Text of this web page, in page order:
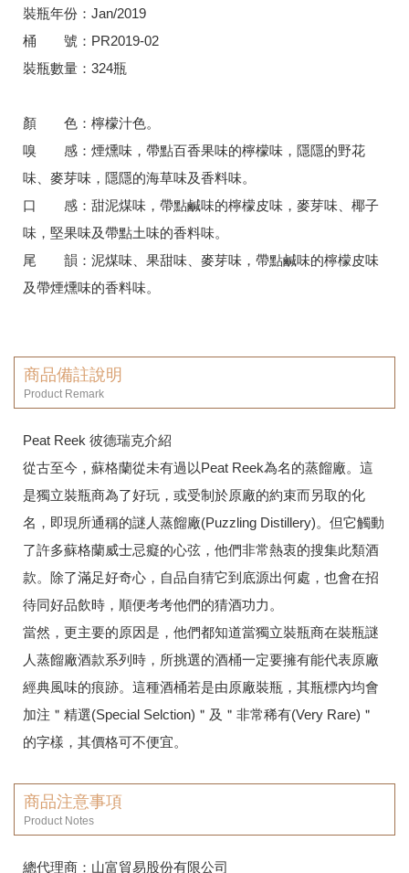
裝瓶年份：Jan/2019
桶 號：PR2019-02
裝瓶數量：324瓶
­顏 色：檸檬汁色。
嗅 感：煙燻味，帶點百香果味的檸檬味，隱隱的野花
味、麥芽味，隱隱的海草味及香料味。
口 感：甜泥煤味，帶點鹹味的檸檬皮味，麥芽味、椰子
味，堅果味及帶點土味的香料味。
尾 韻：泥煤味、果甜味、麥芽味，帶點鹹味的檸檬皮味
及帶煙燻味的香料味。
商品備註說明
Product Remark
Peat Reek 彼德瑞克介紹
從古至今，蘇格蘭從未有過以Peat Reek為名的蒸餾廠。這
是獨立裝瓶商為了好玩，或受制於原廠的約束而另取的化
名，即現所通稱的謎人蒸餾廠(Puzzling Distillery)。但它觸動
了許多蘇格蘭威士忌癡的心弦，他們非常熱衷的搜集此類酒
款。除了滿足好奇心，自品自猜它到底源出何處，也會在招
待同好品飲時，順便考考他們的猜酒功力。
當然，更主要的原因是，他們都知道當獨立裝瓶商在裝瓶謎
人蒸餾廠酒款系列時，所挑選的酒桶一定要擁有能代表原廠
經典風味的痕跡。這種酒桶若是由原廠裝瓶，其瓶標內均會
加注＂精選(Special Selction)＂及＂非常稀有(Very Rare)＂
的字樣，其價格可不便宜。
商品注意事項
Product Notes
總代理商：山富貿易股份有限公司